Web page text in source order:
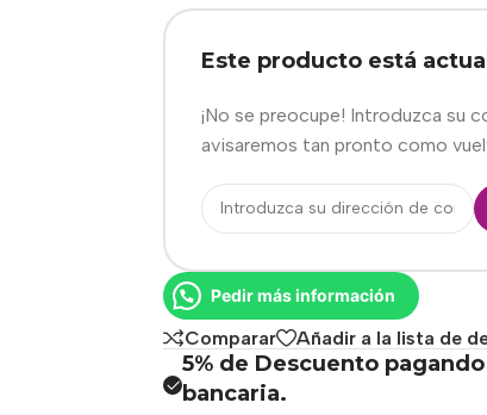
Este producto está
¡No se preocupe! Introduzca su
avisaremos tan pronto como
Pedir más información
Comparar Añadir a la lista de
5% de Descuento
bancaria.